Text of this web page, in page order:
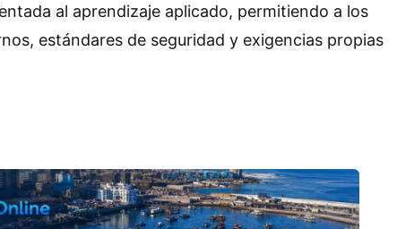
al aprendizaje aplicado, permitiendo a los
estándares de seguridad y exigencias propias